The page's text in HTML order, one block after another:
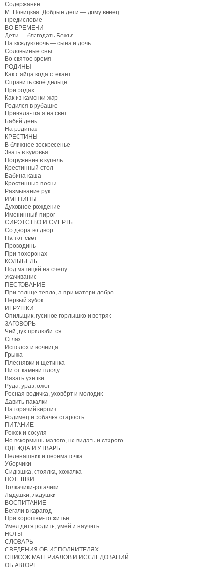
Содержание
М. Новицкая. Добрые дети — дому венец
Предисловие
ВО БРЕМЕНИ
Дети — благодать Божья
На каждую ночь — сына и дочь
Соловьиные сны
Во святое время
РОДИНЫ
Как с яйца вода стекает
Справить своё дельце
При родах
Как из каменки жар
Родился в рубашке
Приняла-тка я на свет
Бабий день
На родинах
КРЕСТИНЫ
В ближнее воскресенье
Звать в кумовья
Погружение в купель
Крестинный стол
Бабина каша
Крестинные песни
Размывание рук
ИМЕНИНЫ
Духовное рождение
Именинный пирог
СИРОТСТВО И СМЕРТЬ
Со двора во двор
На тот свет
Проводины
При похоронах
КОЛЫБЕЛЬ
Под матицей на очепу
Укачивание
ПЕСТОВАНИЕ
При солнце тепло, а при матери добро
Первый зубок
ИГРУШКИ
Опильщик, гусиное горлышко и ветряк
ЗАГОВОРЫ
Чей дух прилюбится
Сглаз
Исполох и ночница
Грыжа
Плеснявки и щетинка
Ни от камени плоду
Вязать узелки
Руда, ураз, ожог
Росная водичка, уховёрт и молодик
Давить пакалки
На горячий кирпич
Родимец и собачья старость
ПИТАНИЕ
Рожок и сосуля
Не вскормишь малого, не видать и старого
ОДЕЖДА И УТВАРЬ
Пеленашник и перематочка
Уборчики
Сидюшка, стоялка, хожалка
ПОТЕШКИ
Толкачики-рогачики
Ладушки, ладушки
ВОСПИТАНИЕ
Бегали в карагод
При хорошем-то житье
Умел дитя родить, умей и научить
НОТЫ
СЛОВАРЬ
СВЕДЕНИЯ ОБ ИСПОЛНИТЕЛЯХ
СПИСОК МАТЕРИАЛОВ И ИССЛЕДОВАНИЙ
ОБ АВТОРЕ